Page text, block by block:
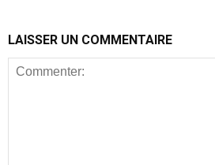
LAISSER UN COMMENTAIRE